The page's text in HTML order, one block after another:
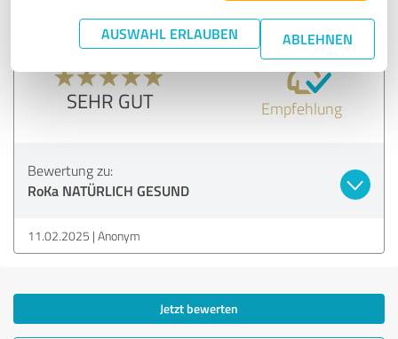
AUSWAHL ERLAUBEN ABLEHNEN
SEHR GUT Empfehlung
Bewertung zu:
RoKa NATÜRLICH GESUND
11.02.2025 Anonym
Jetzt bewerten